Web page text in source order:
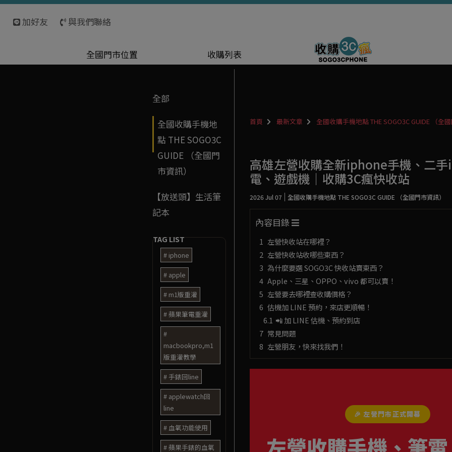
加好友 與我們聯絡
全國門市位置 收購列表
全部
全國收購手機地
點 THE SOGO3C
GUIDE （全國門
市資訊）
【放送頭】生活筆
記本
iphone
apple
m1版重灌
蘋果筆電重灌
macbookpro,m1
版重灌教學
手錶回line
applewatch回
line
血氧功能使用
蘋果手錶的血氧
首頁 最新文章 全國收購手機地點 THE SOGO3C GUIDE （全
高雄左營收購全新iphone手機、二
電、遊戲機｜收購3C瘋快收站
2026 Jul 07 全國收購手機地點 THE SOGO3C GUIDE （全國門市資訊）
內容目錄
左營快收站在哪裡？
左營快收站收哪些東西？
為什麼要選 SOGO3C 快收站賣東西？
Apple、三星、OPPO、vivo 都可以賣！
左營要去哪裡查收購價格？
估機加 LINE 預約，來店更順暢！
📲 加 LINE 估機、預約到店
常見問題
左營朋友，快來找我們！
🎉 左營門市正式開幕